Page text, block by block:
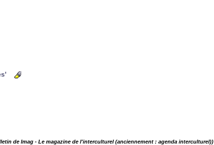
de Imag - Le magazine de l'interculturel (anciennement : agenda interculturel))